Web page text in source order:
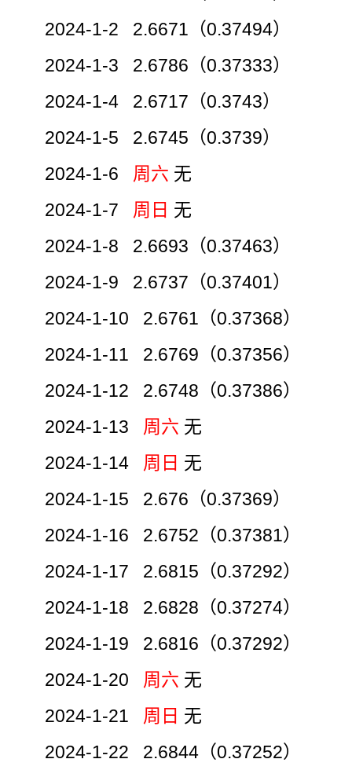
2024-1-2 2.6671（0.37494）
2024-1-3 2.6786（0.37333）
2024-1-4 2.6717（0.3743）
2024-1-5 2.6745（0.3739）
2024-1-6 周六 无
2024-1-7 周日 无
2024-1-8 2.6693（0.37463）
2024-1-9 2.6737（0.37401）
2024-1-10 2.6761（0.37368）
2024-1-11 2.6769（0.37356）
2024-1-12 2.6748（0.37386）
2024-1-13 周六 无
2024-1-14 周日 无
2024-1-15 2.676（0.37369）
2024-1-16 2.6752（0.37381）
2024-1-17 2.6815（0.37292）
2024-1-18 2.6828（0.37274）
2024-1-19 2.6816（0.37292）
2024-1-20 周六 无
2024-1-21 周日 无
2024-1-22 2.6844（0.37252）